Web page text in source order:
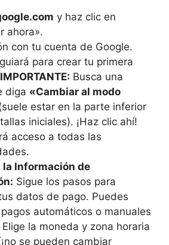
y haz clic en
ahora».
con tu cuenta de Google.
para crear tu primera
IMPORTANTE: Busca una
diga «Cambiar al modo
estar en la parte inferior
iniciales). ¡Haz clic ahí!
acceso a todas las
Información de
Sigue los pasos para
datos de pago. Puedes
automáticos o manuales
la moneda y zona horaria
se pueden cambiar